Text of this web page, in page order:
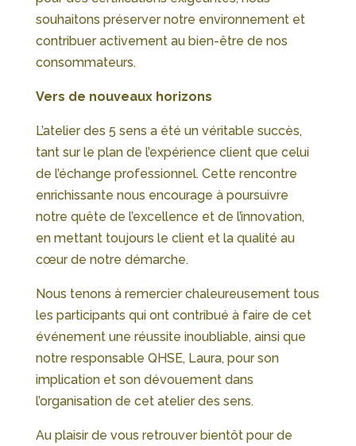
souhaitons préserver notre environnement et
contribuer activement au bien-être de nos
consommateurs.
Vers de nouveaux horizons
L’atelier des 5 sens a été un véritable succès,
tant sur le plan de l’expérience client que celui
de l’échange professionnel. Cette rencontre
enrichissante nous encourage à poursuivre
notre quête de l’excellence et de l’innovation,
en mettant toujours le client et la qualité au
cœur de notre démarche.
Nous tenons à remercier chaleureusement tous
les participants qui ont contribué à faire de cet
événement une réussite inoubliable, ainsi que
notre responsable QHSE, Laura, pour son
implication et son dévouement dans
l’organisation de cet atelier des sens.
Au plaisir de vous retrouver bientôt pour de